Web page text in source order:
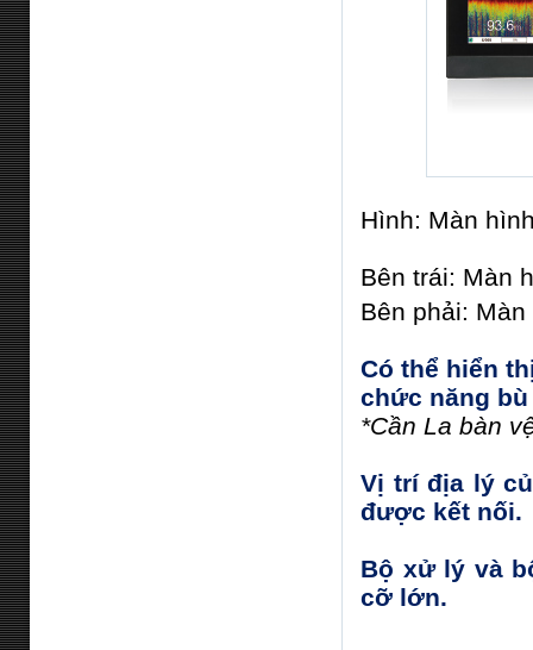
Hình: Màn
Bên trái: Màn
Bên phải:
Có thể hiển
chức năng
*Cần La bàn
Vị trí địa lý
được kết nối.
Bộ xử lý và
cỡ lớn.